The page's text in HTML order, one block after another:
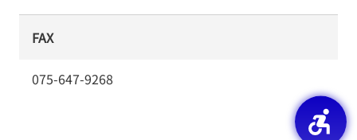
FAX
075-647-9268